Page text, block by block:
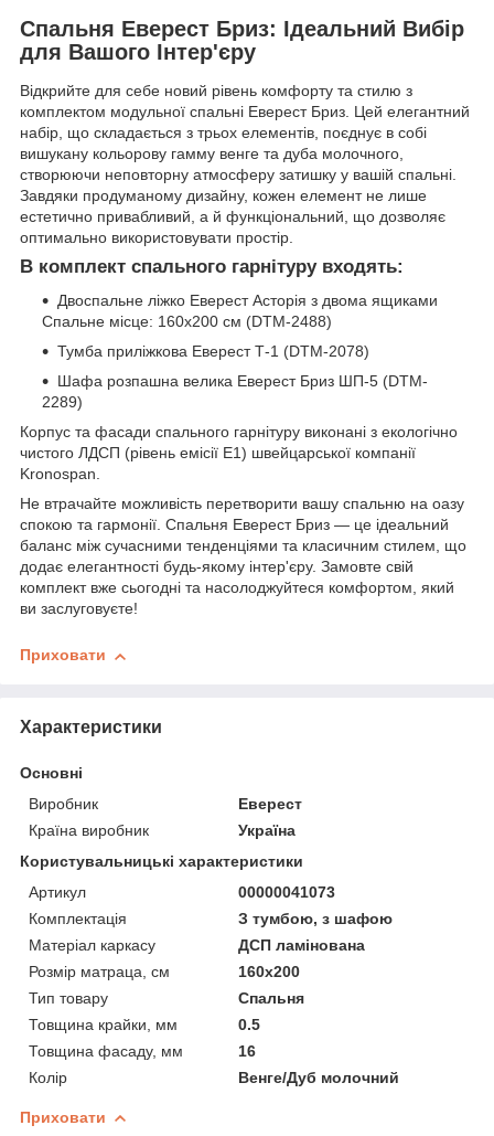
Спальня Еверест Бриз: Ідеальний Вибір
для Вашого Інтер'єру
Відкрийте для себе новий рівень комфорту та стилю з
комплектом модульної спальні Еверест Бриз. Цей елегантний
набір, що складається з трьох елементів, поєднує в собі
вишукану кольорову гамму венге та дуба молочного,
створюючи неповторну атмосферу затишку у вашій спальні.
Завдяки продуманому дизайну, кожен елемент не лише
естетично привабливий, а й функціональний, що дозволяє
оптимально використовувати простір.
В комплект спального гарнітуру входять:
Двоспальне ліжко Еверест Асторія з двома ящиками
Спальне місце: 160х200 см (DTM-2488)
Тумба приліжкова Еверест Т-1 (DTM-2078)
Шафа розпашна велика Еверест Бриз ШП-5 (DTM-
2289)
Корпус та фасади спального гарнітуру виконані з екологічно
чистого ЛДСП (рівень емісії Е1) швейцарської компанії
Kronospan.
Не втрачайте можливість перетворити вашу спальню на оазу
спокою та гармонії. Спальня Еверест Бриз — це ідеальний
баланс між сучасними тенденціями та класичним стилем, що
додає елегантності будь-якому інтер'єру. Замовте свій
комплект вже сьогодні та насолоджуйтеся комфортом, який
ви заслуговуєте!
Приховати
Характеристики
Основні
Виробник
Еверест
Країна виробник
Україна
Користувальницькі характеристики
Артикул
00000041073
Комплектація
З тумбою, з шафою
Матеріал каркасу
ДСП ламінована
Розмір матраца, см
160х200
Тип товару
Спальня
Товщина крайки, мм
0.5
Товщина фасаду, мм
16
Колір
Венге/Дуб молочний
Приховати